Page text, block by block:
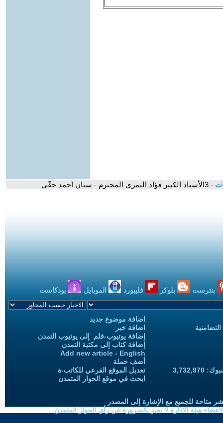
- 3الأستاذ الكبير فؤاد النمري المحترم - سنان أحمد حقّي
بنترست بلوكر فليبورد الموبايل بودكاست
اضافة موضوع جديد
اضافة خبر
إضافة يوتيوب-فلم إلى يوتيوب التمدن
إضافة كتاب إلى مكتبة التمدن
Add new article - English
أضف حملة
تعديل الموقع الفرعي للكاتب-ة
ابحث في موقع الحوار المتمدن
متاحة للجميع مع الإشارة إلى المصدر
هيئة الادارة لا تعبر بالضرورة عن رأي الحوار المتمدن